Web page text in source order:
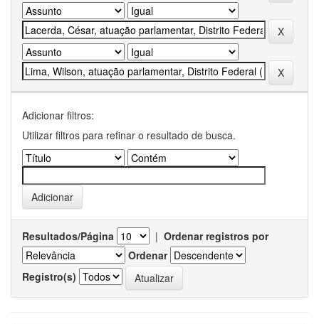
Adicionar filtros:
Utilizar filtros para refinar o resultado de busca.
Resultados/Página | Ordenar registros por
Ordenar
Registro(s)